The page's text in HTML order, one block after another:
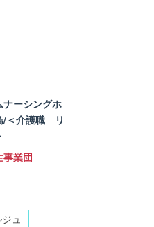
ナーシングホ
/＜介護職 リ
事業団
ュ